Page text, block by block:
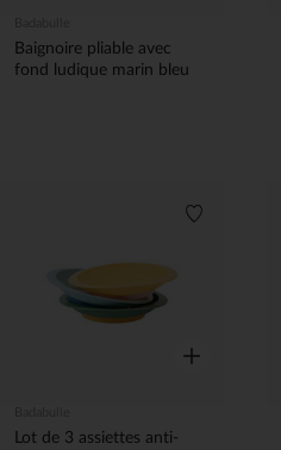
Baignoire pliable avec
fond ludique marin bleu
Aperçu rapide
Lot de 3 assiettes anti-